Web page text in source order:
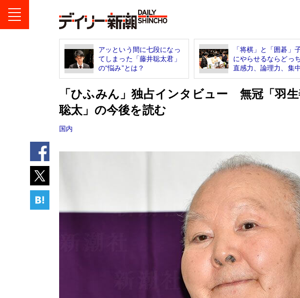
アッという間に七段になっ
てしまった「藤井聡太君」
の“悩み”とは？
「将棋」と「囲碁」
にやらせるならどっ
直感力、論理力、集中
「ひふみん」独占インタビュー 無冠「羽
聡太」の今後を読む
国内